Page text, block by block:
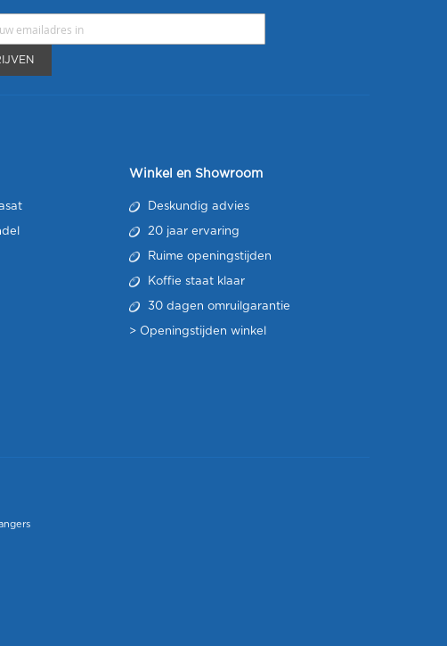
Winkel en Showroom
Deskundig advies
20 jaar ervaring
Ruime openingstijden
Koffie staat klaar
30 dagen omruilgarantie
> Openingstijden winkel